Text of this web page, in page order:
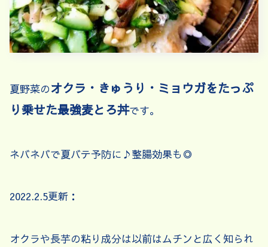
夏野菜のオクラ・きゅうり・ミョウガをたっぷ
り乗せた最強麦とろ丼です。
ネバネバで夏バテ予防に♪整腸効果も◎
2022.2.5更新：
オクラや長芋の粘り成分は以前はムチンと広く知られ